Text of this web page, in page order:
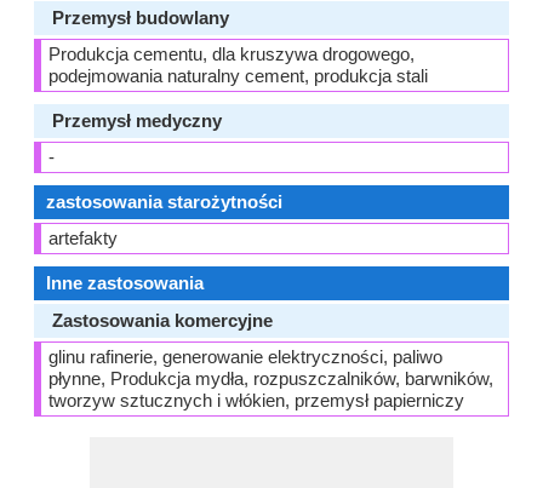
Przemysł budowlany
Produkcja cementu, dla kruszywa drogowego,
podejmowania naturalny cement, produkcja stali
Przemysł medyczny
-
zastosowania starożytności
artefakty
Inne zastosowania
Zastosowania komercyjne
glinu rafinerie, generowanie elektryczności, paliwo
płynne, Produkcja mydła, rozpuszczalników, barwników,
tworzyw sztucznych i włókien, przemysł papierniczy